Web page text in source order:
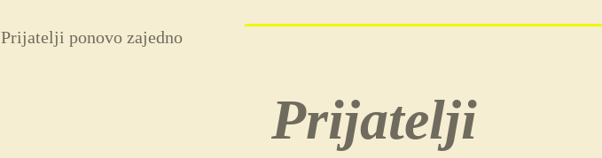
Prijatelji ponovo zajedno
Prijatelji